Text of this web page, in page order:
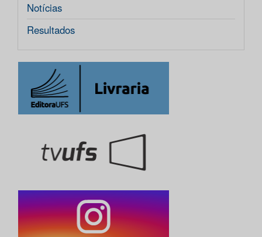
Notícias
Resultados